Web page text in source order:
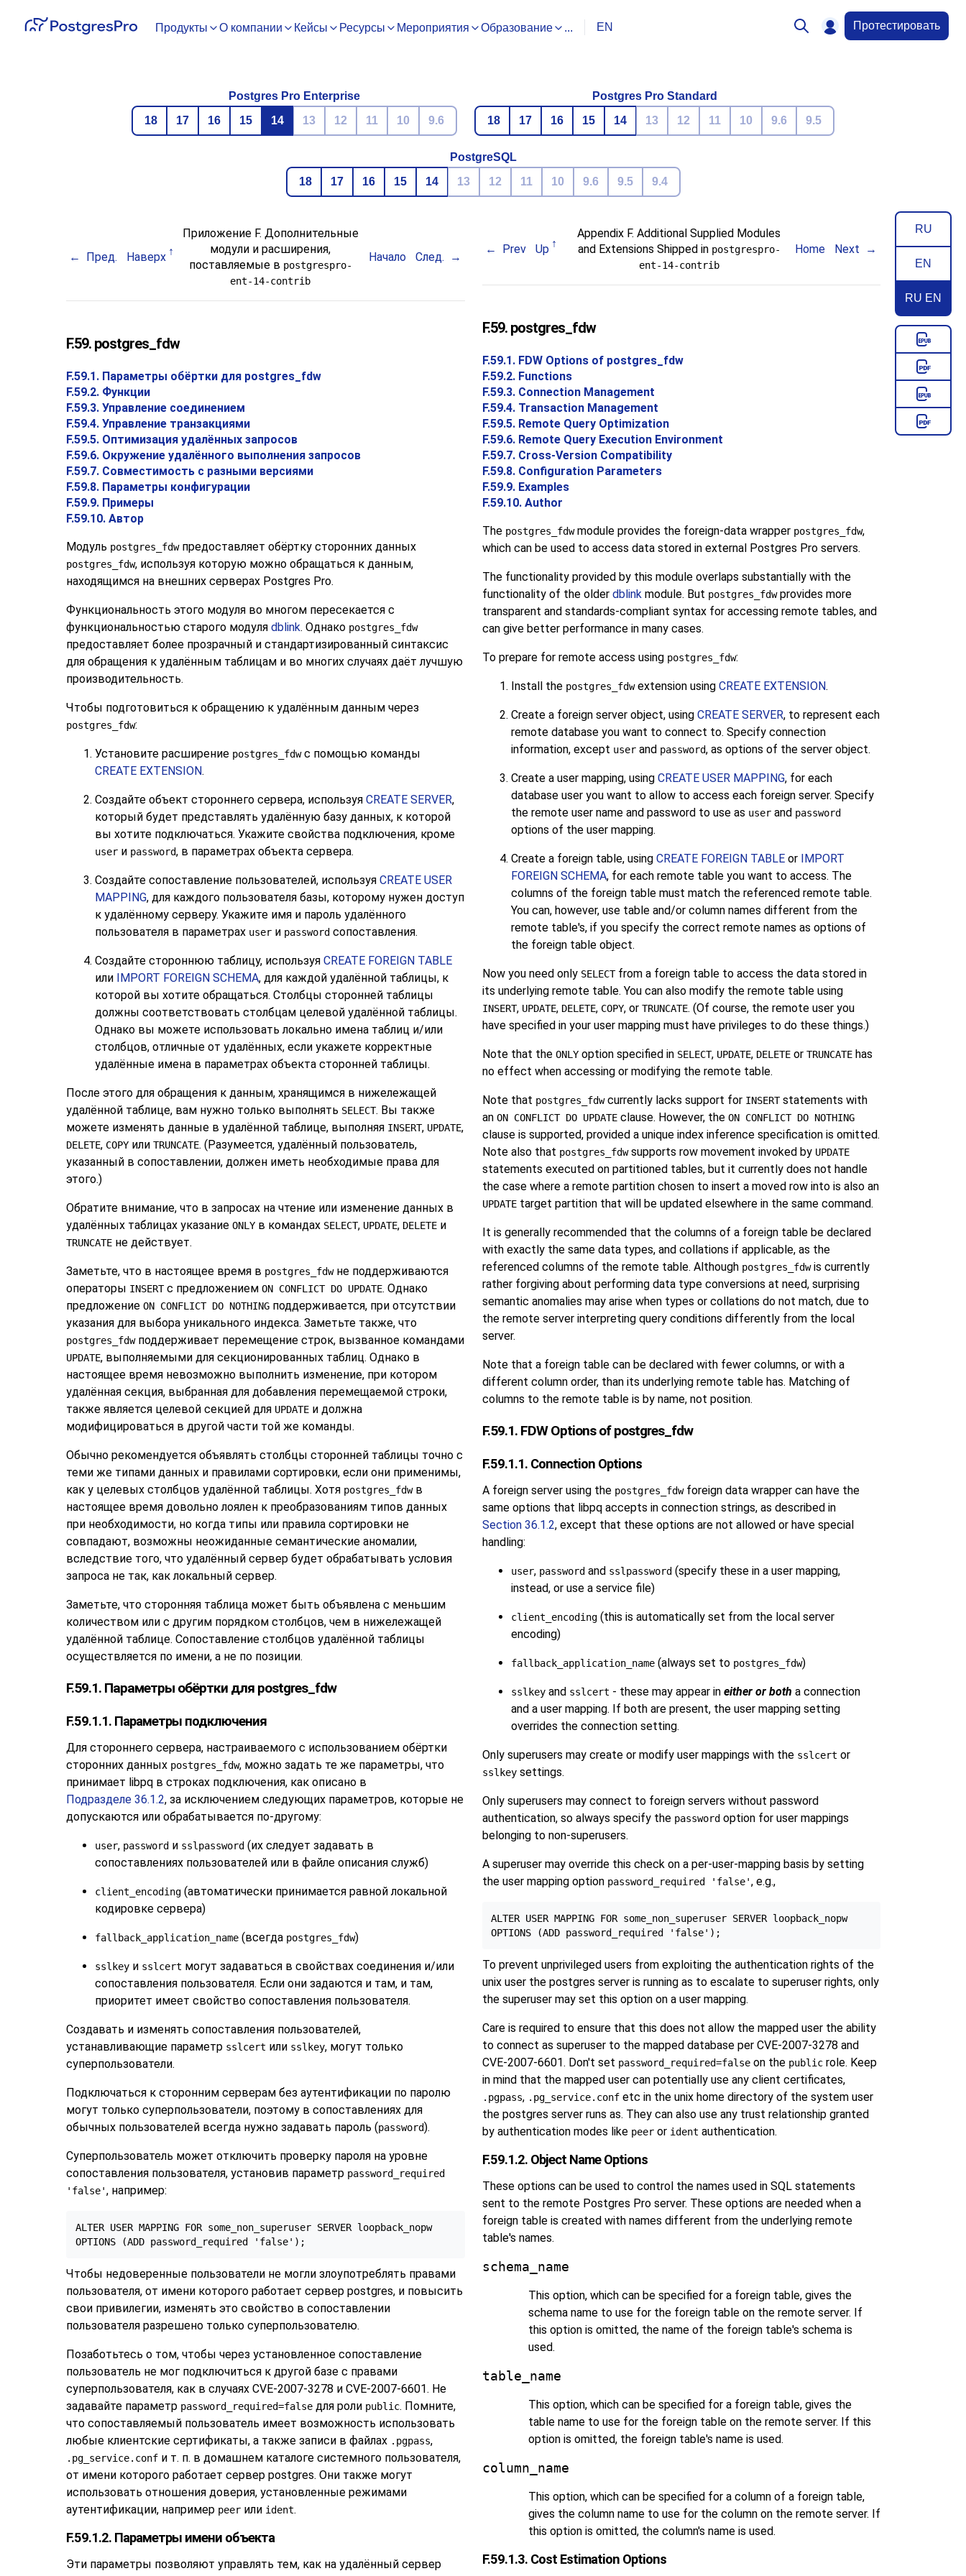
Продукты О компании Кейсы Ресурсы Мероприятия Образование ... EN Протестировать
Postgres Pro Enterprise
18
17 16 15 14 13 12 11 10 9.6
Postgres Pro Standard
18
17 16 15 14 13 12 11 10 9.6 9.5
PostgreSQL
18
17 16 15 14 13 12 11 10 9.6 9.5 9.4
RU
EN
RU EN
Пред. Наверх
Приложение F. Дополнительные
модули и расширения,
поставляемые в postgrespro-
ent-14-contrib
Начало След.
F.59. postgres_fdw
F.59.1. Параметры обёртки для postgres_fdw
F.59.2. Функции
F.59.3. Управление соединением
F.59.4. Управление транзакциями
F.59.5. Оптимизация удалённых запросов
F.59.6. Окружение удалённого выполнения запросов
F.59.7. Совместимость с разными версиями
F.59.8. Параметры конфигурации
F.59.9. Примеры
F.59.10. Автор
Модуль postgres_fdwпредоставляет обёртку сторонних данных
postgres_fdw, используя которую можно обращаться к данным,
находящимся на внешних серверах Postgres Pro.
Функциональность этого модуля во многом пересекается с
функциональностью старого модуля dblink. Однако postgres_fdw
предоставляет более прозрачный и стандартизированный синтаксис
для обращения к удалённым таблицам и во многих случаях даёт лучшую
производительность.
Чтобы подготовиться к обращению к удалённым данным через
postgres_fdw:
Установите расширение postgres_fdwс помощью команды
CREATE EXTENSION.
Создайте объект стороннего сервера, используя CREATE SERVER,
который будет представлять удалённую базу данных, к которой
вы хотите подключаться. Укажите свойства подключения, кроме
user и password, в параметрах объекта сервера.
Создайте сопоставление пользователей, используя CREATE USER
MAPPING, для каждого пользователя базы, которому нужен доступ
к удалённому серверу. Укажите имя и пароль удалённого
пользователя в параметрах user и password сопоставления.
Создайте стороннюю таблицу, используя CREATE FOREIGN TABLE
или IMPORT FOREIGN SCHEMA, для каждой удалённой таблицы, к
которой вы хотите обращаться. Столбцы сторонней таблицы
должны соответствовать столбцам целевой удалённой таблицы.
Однако вы можете использовать локально имена таблиц и/или
столбцов, отличные от удалённых, если укажете корректные
удалённые имена в параметрах объекта сторонней таблицы.
После этого для обращения к данным, хранящимся в нижележащей
удалённой таблице, вам нужно только выполнять SELECT. Вы также
можете изменять данные в удалённой таблице, выполняя INSERT, UPDATE,
DELETE, COPY или TRUNCATE. (Разумеется, удалённый пользователь,
указанный в сопоставлении, должен иметь необходимые права для
этого.)
Обратите внимание, что в запросах на чтение или изменение данных в
удалённых таблицах указание ONLY в командах SELECT, UPDATE, DELETE и
TRUNCATE не действует.
Заметьте, что в настоящее время в postgres_fdwне поддерживаются
операторы INSERTс предложением ON CONFLICT DO UPDATE. Однако
предложение ON CONFLICT DO NOTHING поддерживается, при отсутствии
указания для выбора уникального индекса. Заметьте также, что
postgres_fdwподдерживает перемещение строк, вызванное командами
UPDATE, выполняемыми для секционированных таблиц. Однако в
настоящее время невозможно выполнить изменение, при котором
удалённая секция, выбранная для добавления перемещаемой строки,
также является целевой секцией для UPDATE и должна
модифицироваться в другой части той же команды.
Обычно рекомендуется объявлять столбцы сторонней таблицы точно с
теми же типами данных и правилами сортировки, если они применимы,
как у целевых столбцов удалённой таблицы. Хотя postgres_fdwв
настоящее время довольно лоялен к преобразованиям типов данных
при необходимости, но когда типы или правила сортировки не
совпадают, возможны неожиданные семантические аномалии,
вследствие того, что удалённый сервер будет обрабатывать условия
запроса не так, как локальный сервер.
Заметьте, что сторонняя таблица может быть объявлена с меньшим
количеством или с другим порядком столбцов, чем в нижележащей
удалённой таблице. Сопоставление столбцов удалённой таблицы
осуществляется по имени, а не по позиции.
F.59.1. Параметры обёртки для postgres_fdw
F.59.1.1. Параметры подключения
Для стороннего сервера, настраиваемого с использованием обёртки
сторонних данных postgres_fdw, можно задать те же параметры, что
принимает libpq в строках подключения, как описано в
Подразделе 36.1.2, за исключением следующих параметров, которые не
допускаются или обрабатывается по-другому:
user, password и sslpassword (их следует задавать в
сопоставлениях пользователей или в файле описания служб)
client_encoding (автоматически принимается равной локальной
кодировке сервера)
fallback_application_name (всегда postgres_fdw)
sslkey и sslcert могут задаваться в свойствах соединения и/или
сопоставления пользователя. Если они задаются и там, и там,
приоритет имеет свойство сопоставления пользователя.
Создавать и изменять сопоставления пользователей,
устанавливающие параметр sslcert или sslkey, могут только
суперпользователи.
Подключаться к сторонним серверам без аутентификации по паролю
могут только суперпользователи, поэтому в сопоставлениях для
обычных пользователей всегда нужно задавать пароль (password).
Суперпользователь может отключить проверку пароля на уровне
сопоставления пользователя, установив параметр password_required
'false', например:
ALTER USER MAPPING FOR some_non_superuser SERVER loopback_nopw
OPTIONS (ADD password_required 'false');
Чтобы недоверенные пользователи не могли злоупотреблять правами
пользователя, от имени которого работает сервер postgres, и повысить
свои привилегии, изменять это свойство в сопоставлении
пользователя разрешено только суперпользователю.
Позаботьтесь о том, чтобы через установленное сопоставление
пользователь не мог подключиться к другой базе с правами
суперпользователя, как в случаях CVE-2007-3278 и CVE-2007-6601. Не
задавайте параметр password_required=false для роли public. Помните,
что сопоставляемый пользователь имеет возможность использовать
любые клиентские сертификаты, а также записи в файлах .pgpass,
.pg_service.conf и т. п. в домашнем каталоге системного пользователя,
от имени которого работает сервер postgres. Они также могут
использовать отношения доверия, установленные режимами
аутентификации, например peer или ident.
F.59.1.2. Параметры имени объекта
Эти параметры позволяют управлять тем, как на удалённый сервер
Prev Up
Appendix F. Additional Supplied Modules
and Extensions Shipped in postgrespro-
ent-14-contrib
Home Next
F.59. postgres_fdw
F.59.1. FDW Options of postgres_fdw
F.59.2. Functions
F.59.3. Connection Management
F.59.4. Transaction Management
F.59.5. Remote Query Optimization
F.59.6. Remote Query Execution Environment
F.59.7. Cross-Version Compatibility
F.59.8. Configuration Parameters
F.59.9. Examples
F.59.10. Author
The postgres_fdwmodule provides the foreign-data wrapper postgres_fdw,
which can be used to access data stored in external Postgres Proservers.
The functionality provided by this module overlaps substantially with the
functionality of the older dblinkmodule. But postgres_fdwprovides more
transparent and standards-compliant syntax for accessing remote tables, and
can give better performance in many cases.
To prepare for remote access using postgres_fdw:
Install the postgres_fdwextension using CREATE EXTENSION.
Create a foreign server object, using CREATE SERVER, to represent each
remote database you want to connect to. Specify connection
information, except userand password, as options of the server object.
Create a user mapping, using CREATE USER MAPPING, for each
database user you want to allow to access each foreign server. Specify
the remote user name and password to use as userand password
options of the user mapping.
Create a foreign table, using CREATE FOREIGN TABLEor IMPORT
FOREIGN SCHEMA, for each remote table you want to access. The
columns of the foreign table must match the referenced remote table.
You can, however, use table and/or column names different from the
remote table's, if you specify the correct remote names as options of
the foreign table object.
Now you need only SELECTfrom a foreign table to access the data stored in
its underlying remote table. You can also modify the remote table using
INSERT, UPDATE, DELETE, COPY, or TRUNCATE. (Of course, the remote user you
have specified in your user mapping must have privileges to do these things.)
Note that the ONLYoption specified in SELECT, UPDATE, DELETEor TRUNCATEhas
no effect when accessing or modifying the remote table.
Note that postgres_fdwcurrently lacks support for INSERTstatements with
an ON CONFLICT DO UPDATEclause. However, the ON CONFLICT DO NOTHING
clause is supported, provided a unique index inference specification is omitted.
Note also that postgres_fdwsupports row movement invoked by UPDATE
statements executed on partitioned tables, but it currently does not handle
the case where a remote partition chosen to insert a moved row into is also an
UPDATEtarget partition that will be updated elsewhere in the same command.
It is generally recommended that the columns of a foreign table be declared
with exactly the same data types, and collations if applicable, as the
referenced columns of the remote table. Although postgres_fdwis currently
rather forgiving about performing data type conversions at need, surprising
semantic anomalies may arise when types or collations do not match, due to
the remote server interpreting query conditions differently from the local
server.
Note that a foreign table can be declared with fewer columns, or with a
different column order, than its underlying remote table has. Matching of
columns to the remote table is by name, not position.
F.59.1. FDW Options of postgres_fdw
F.59.1.1. Connection Options
A foreign server using the postgres_fdwforeign data wrapper can have the
same options that libpqaccepts in connection strings, as described in
Section 36.1.2, except that these options are not allowed or have special
handling:
user, passwordand sslpassword(specify these in a user mapping,
instead, or use a service file)
client_encoding(this is automatically set from the local server
encoding)
fallback_application_name(always set to postgres_fdw)
sslkeyand sslcert - these may appear in either or both a connection
and a user mapping. If both are present, the user mapping setting
overrides the connection setting.
Only superusers may create or modify user mappings with the sslcert or
sslkeysettings.
Only superusers may connect to foreign servers without password
authentication, so always specify the passwordoption for user mappings
belonging to non-superusers.
A superuser may override this check on a per-user-mapping basis by setting
the user mapping option password_required 'false', e.g.,
ALTER USER MAPPING FOR some_non_superuser SERVER loopback_nopw
To prevent unprivileged users from exploiting the authentication rights of the
unix user the postgres server is running as to escalate to superuser rights, only
the superuser may set this option on a user mapping.
Care is required to ensure that this does not allow the mapped user the ability
to connect as superuser to the mapped database per CVE-2007-3278 and
CVE-2007-6601. Don't set password_required=falseon the publicrole. Keep
in mind that the mapped user can potentially use any client certificates,
.pgpass, .pg_service.confetc in the unix home directory of the system user
the postgres server runs as. They can also use any trust relationship granted
by authentication modes like peeror ident authentication.
F.59.1.2. Object Name Options
These options can be used to control the names used in SQL statements
sent to the remote Postgres Proserver. These options are needed when a
foreign table is created with names different from the underlying remote
table's names.
schema_name
This option, which can be specified for a foreign table, gives the
schema name to use for the foreign table on the remote server. If
this option is omitted, the name of the foreign table's schema is
used.
table_name
This option, which can be specified for a foreign table, gives the
table name to use for the foreign table on the remote server. If this
option is omitted, the foreign table's name is used.
column_name
This option, which can be specified for a column of a foreign table,
gives the column name to use for the column on the remote server. If
this option is omitted, the column's name is used.
F.59.1.3. Cost Estimation Options